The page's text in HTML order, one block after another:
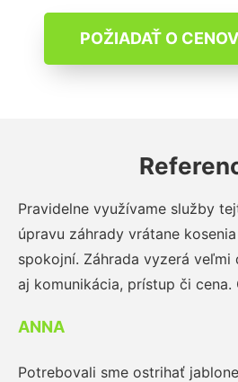
POŽIADAŤ O
Pravidelne využívame služby
úpravu záhrady vrátane
spokojní. Záhrada vyzerá veľmi
aj komunikácia, prístup či cena.
ANNA
Potrebovali sme ostrihať